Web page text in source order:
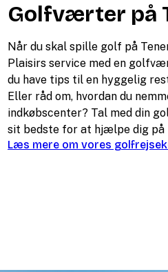
Golfværter på
Når du skal spille golf på
Plaisirs service med en
du have tips til en hyggelig
Eller råd om, hvordan du
indkøbscenter? Tal med din
sit bedste for at hjælpe dig på
Læs mere om vores